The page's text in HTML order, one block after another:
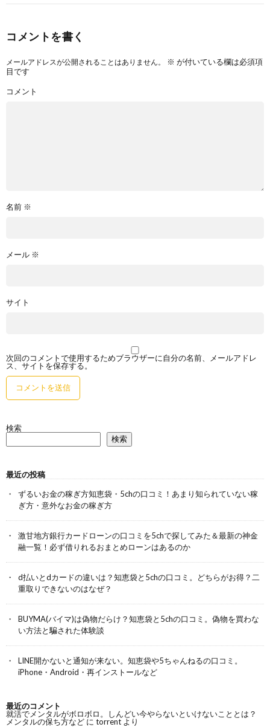
コメントを書く
メールアドレスが公開されることはありません。 ※ が付いている欄は必須項
目です
コメント
名前 ※
メール ※
サイト
次回のコメントで使用するためブラウザーに自分の名前、メールアドレ
ス、サイトを保存する。
検索
検索
最近の投稿
ずるいお金の稼ぎ方知恵袋・5chの口コミ！あまり知られていない稼
ぎ方・意外なお金の稼ぎ方
激甘地方銀行カードローンの口コミを5chで探してみた＆最新の神金
融一覧！必ず借りれるおまとめローンはあるのか
d払いとdカードの違いは？知恵袋と5chの口コミ。どちらがお得？二
重取りできないのはなぜ？
BUYMA(バイマ)は偽物だらけ？知恵袋と5chの口コミ。偽物を買わな
い方法と騙された体験談
LINE開かないと通知が来ない。知恵袋や5ちゃんねるの口コミ。
iPhone・Android・再インストールなど
最近のコメント
就活でメンタルがボロボロ。しんどい今やらないといけないこととは？
メンタルの保ち方など に torrentより